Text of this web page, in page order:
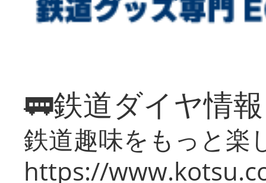
🚃鉄道ダイヤ情
鉄道趣味をもっと楽
https://